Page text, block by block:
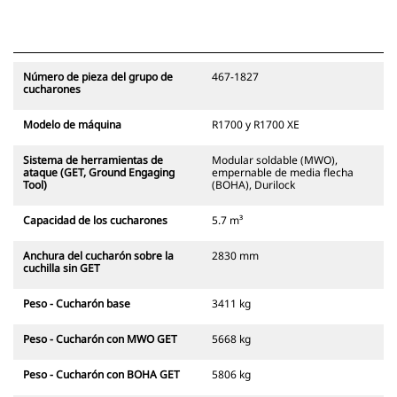
Número de pieza del grupo de
cucharones
467-1827
Modelo de máquina R1700 y R1700 XE
Sistema de herramientas de
ataque (GET, Ground Engaging
Tool)
Modular soldable (MWO),
empernable de media flecha
(BOHA), Durilock
Capacidad de los cucharones 5.7 m³
Anchura del cucharón sobre la
cuchilla sin GET
2830 mm
Peso - Cucharón base 3411 kg
Peso - Cucharón con MWO GET 5668 kg
Peso - Cucharón con BOHA GET 5806 kg